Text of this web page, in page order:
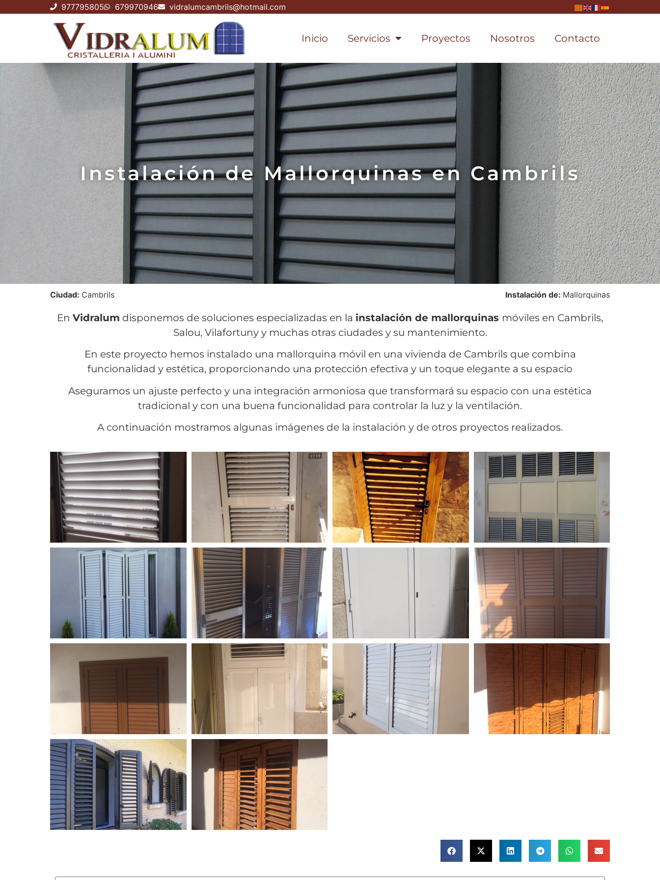
977795805 679970946 vidralumcambrils@hotmail.com
Inicio Servicios Proyectos Nosotros Contacto
Instalación de Mallorquinas en Cambrils
Ciudad: Cambrils Instalación de: Mallorquinas
En Vidralum disponemos de soluciones especializadas en la instalación de mallorquinas móviles en Cambrils,
Salou, Vilafortuny y muchas otras ciudades y su mantenimiento.
En este proyecto hemos instalado una mallorquina móvil en una vivienda de Cambrils que combina
funcionalidad y estética, proporcionando una protección efectiva y un toque elegante a su espacio
Aseguramos un ajuste perfecto y una integración armoniosa que transformará su espacio con una estética
tradicional y con una buena funcionalidad para controlar la luz y la ventilación.
A continuación mostramos algunas imágenes de la instalación y de otros proyectos realizados.